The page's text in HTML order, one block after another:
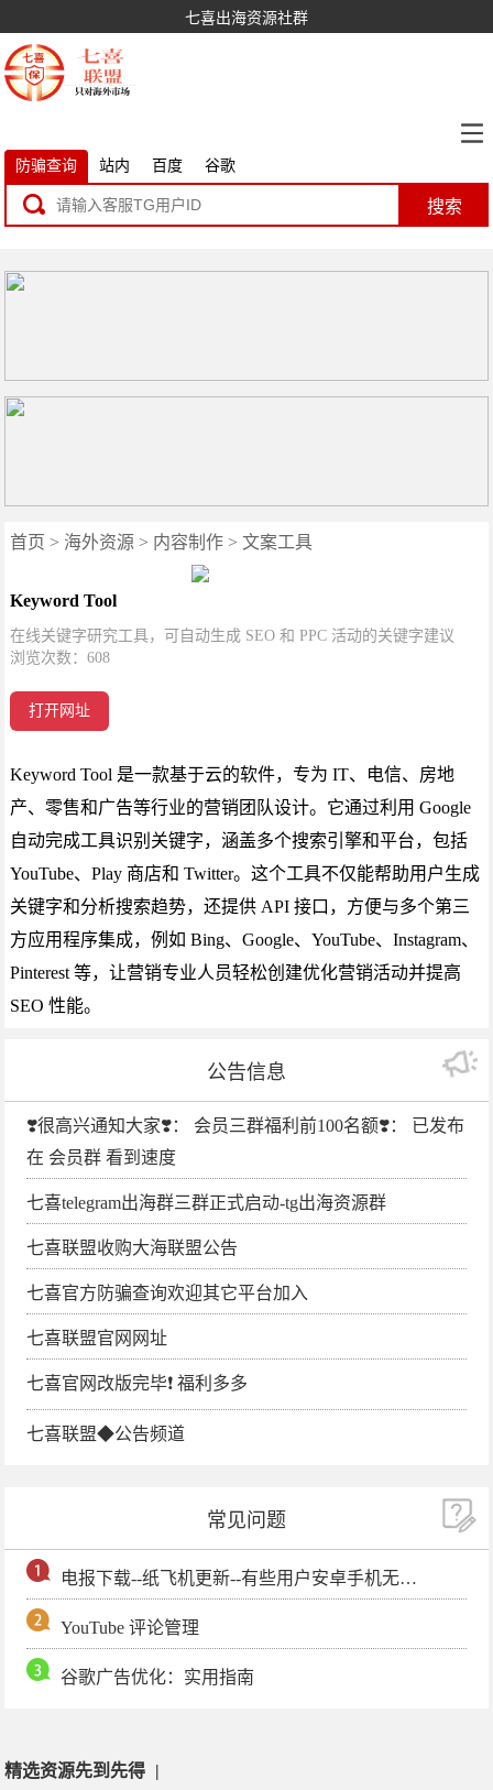
七喜出海资源社群
防骗查询 站内 百度 谷歌
搜索
首页 > 海外资源 > 内容制作 >文案工具
Keyword Tool
在线关键字研究工具，可自动生成 SEO 和 PPC 活动的关键字建议
浏览次数：608
打开网址
Keyword Tool 是一款基于云的软件，专为 IT、电信、房地
产、零售和广告等行业的营销团队设计。它通过利用 Google
自动完成工具识别关键字，涵盖多个搜索引擎和平台，包括
YouTube、Play 商店和 Twitter。这个工具不仅能帮助用户生成
关键字和分析搜索趋势，还提供 API 接口，方便与多个第三
方应用程序集成，例如 Bing、Google、YouTube、Instagram、
Pinterest 等，让营销专业人员轻松创建优化营销活动并提高
SEO 性能。
公告信息
❣️很高兴通知大家❣️： 会员三群福利前100名额❣️： 已发布
在 会员群 看到速度
七喜telegram出海群三群正式启动-tg出海资源群
七喜联盟收购大海联盟公告
七喜官方防骗查询欢迎其它平台加入
七喜联盟官网网址
七喜官网改版完毕❗️ 福利多多
七喜联盟◆公告频道
常见问题
电报下载--纸飞机更新--有些用户安卓手机无法更新电报软件
YouTube 评论管理
谷歌广告优化：实用指南
精选资源先到先得 |